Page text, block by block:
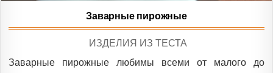
Заварные пирожные
POSTED
ИЗДЕЛИЯ ИЗ ТЕСТА
Заварные пирожные любимы всеми от малого до